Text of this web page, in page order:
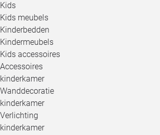
Kids
Kids meubels
Kinderbedden
Kindermeubels
Kids accessoires
Accessoires
kinderkamer
Wanddecoratie
kinderkamer
Verlichting
kinderkamer